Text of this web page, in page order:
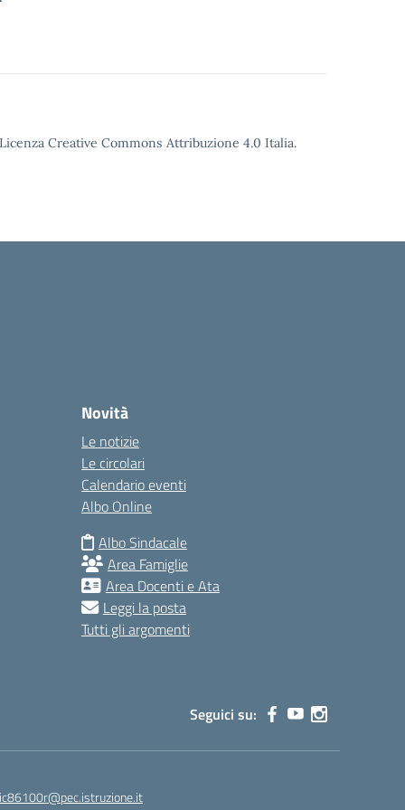
Creative Commons Attribuzione 4.0 Italia.
Novità
Le notizie
Le circolari
Calendario eventi
Albo Online
Albo Sindacale
Area Famiglie
Area Docenti e Ata
Leggi la posta
Tutti gli argomenti
Seguici su: